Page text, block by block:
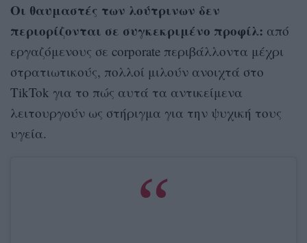
Οι θαυμαστές των λούτρινων δεν
περιορίζονται σε συγκεκριμένο προφίλ: από
εργαζόμενους σε corporate περιβάλλοντα μέχρι
στρατιωτικούς, πολλοί μιλούν ανοιχτά στο
TikTok για το πώς αυτά τα αντικείμενα
λειτουργούν ως στήριγμα για την ψυχική τους
υγεία.